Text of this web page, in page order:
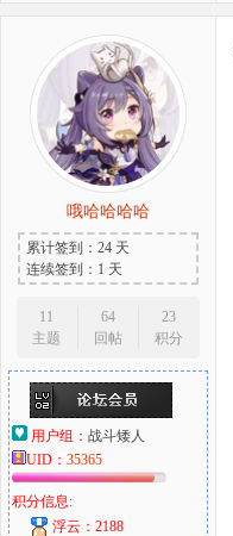
哦哈哈哈哈
累计签到：24 天
连续签到：1 天
11
主题
64
回帖
23
积分
用户组： 战斗矮人
UID： 35365
积分信息:
浮云：2188